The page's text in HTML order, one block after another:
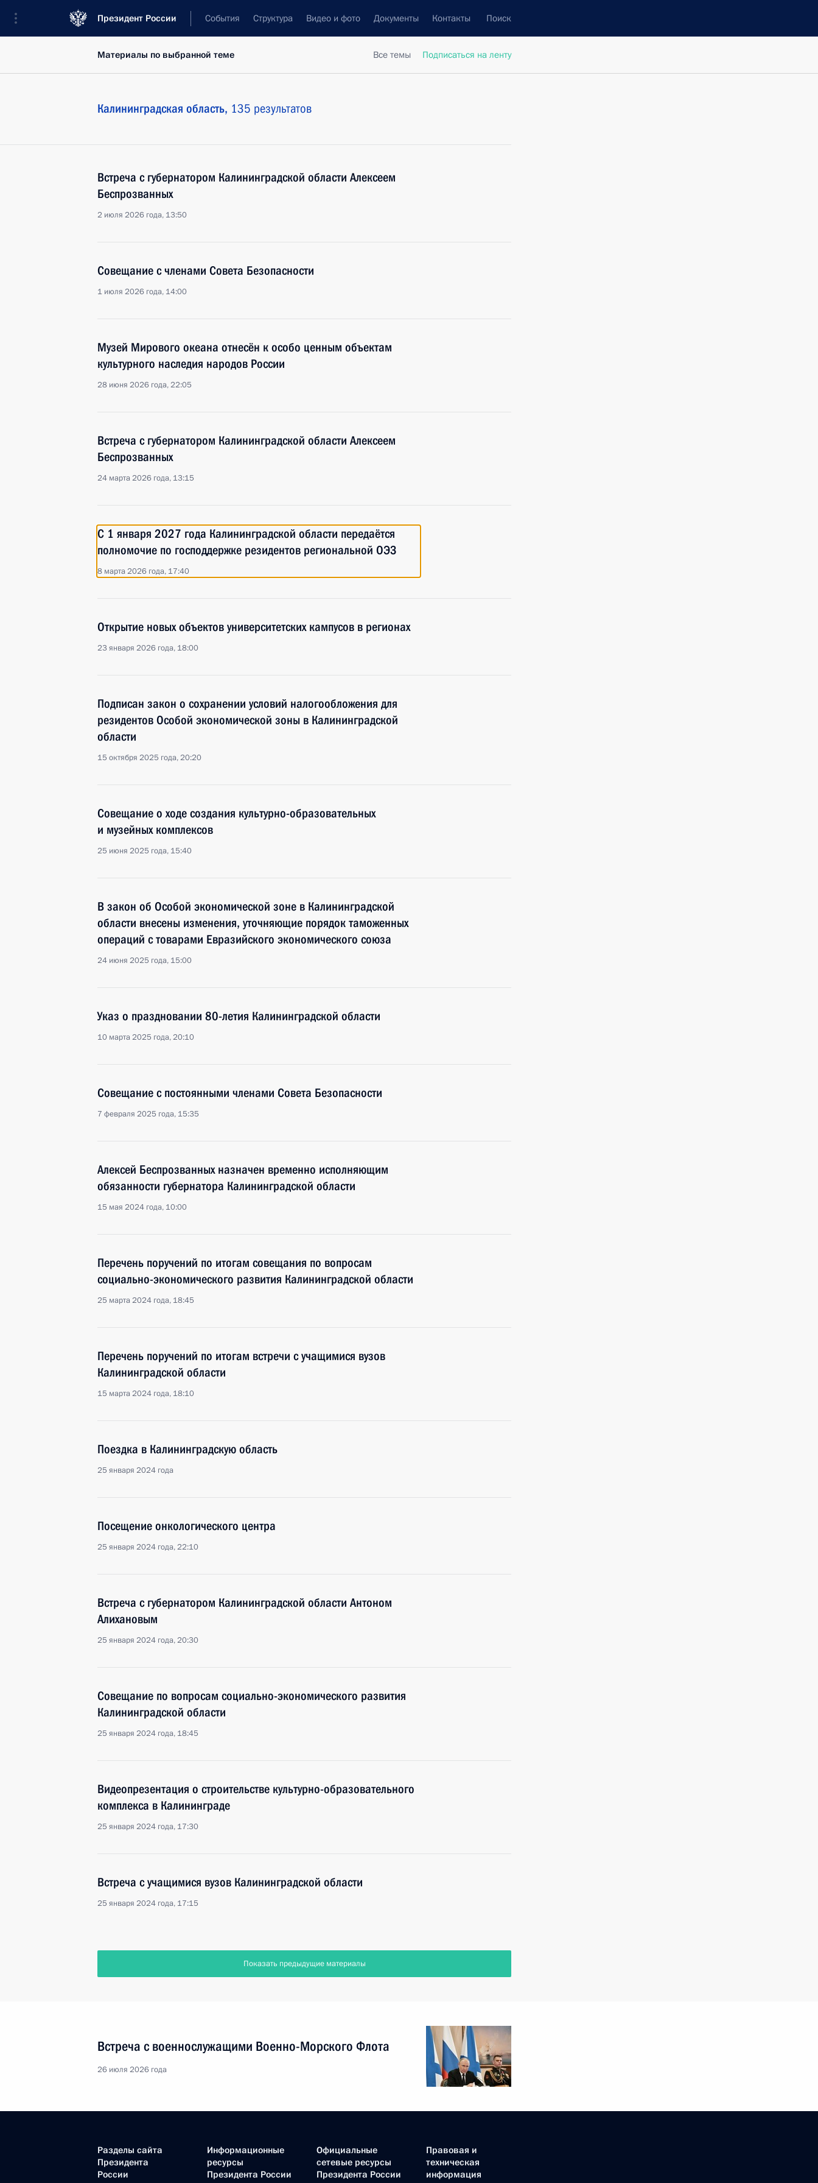
Президент России События Структура Видео и фото Документы Контакты Поиск
Все темы Подписаться на ленту
Материалы по выбранной теме
Калининградская область, 135 результатов
Встреча с губернатором Калининградской области Алексеем
Беспрозванных
2 июля 2026 года, 13:50
Совещание с членами Совета Безопасности
1 июля 2026 года, 14:00
Музей Мирового океана отнесён к особо ценным объектам
культурного наследия народов России
28 июня 2026 года, 22:05
Встреча с губернатором Калининградской области Алексеем
Беспрозванных
24 марта 2026 года, 13:15
С 1 января 2027 года Калининградской области передаётся
полномочие по господдержке резидентов региональной ОЭЗ
8 марта 2026 года, 17:40
Открытие новых объектов университетских кампусов в регионах
23 января 2026 года, 18:00
Подписан закон о сохранении условий налогообложения для
резидентов Особой экономической зоны в Калининградской
области
15 октября 2025 года, 20:20
Совещание о ходе создания культурно-образовательных
и музейных комплексов
25 июня 2025 года, 15:40
В закон об Особой экономической зоне в Калининградской
области внесены изменения, уточняющие порядок таможенных
операций с товарами Евразийского экономического союза
24 июня 2025 года, 15:00
Указ о праздновании 80-летия Калининградской области
10 марта 2025 года, 20:10
Совещание с постоянными членами Совета Безопасности
7 февраля 2025 года, 15:35
Алексей Беспрозванных назначен временно исполняющим
обязанности губернатора Калининградской области
15 мая 2024 года, 10:00
Перечень поручений по итогам совещания по вопросам
социально-экономического развития Калининградской области
25 марта 2024 года, 18:45
Перечень поручений по итогам встречи с учащимися вузов
Калининградской области
15 марта 2024 года, 18:10
Поездка в Калининградскую область
25 января 2024 года
Посещение онкологического центра
25 января 2024 года, 22:10
Встреча с губернатором Калининградской области Антоном
Алихановым
25 января 2024 года, 20:30
Совещание по вопросам социально-экономического развития
Калининградской области
25 января 2024 года, 18:45
Видеопрезентация о строительстве культурно-образовательного
комплекса в Калининграде
25 января 2024 года, 17:30
Встреча с учащимися вузов Калининградской области
25 января 2024 года, 17:15
Показать предыдущие материалы
Встреча с военнослужащими Военно-Морского Флота
26 июля 2026 года
Разделы сайта
Президента
России
Информационные
ресурсы
Президента России
Официальные
сетевые ресурсы
Президента России
Правовая и
техническая
информация